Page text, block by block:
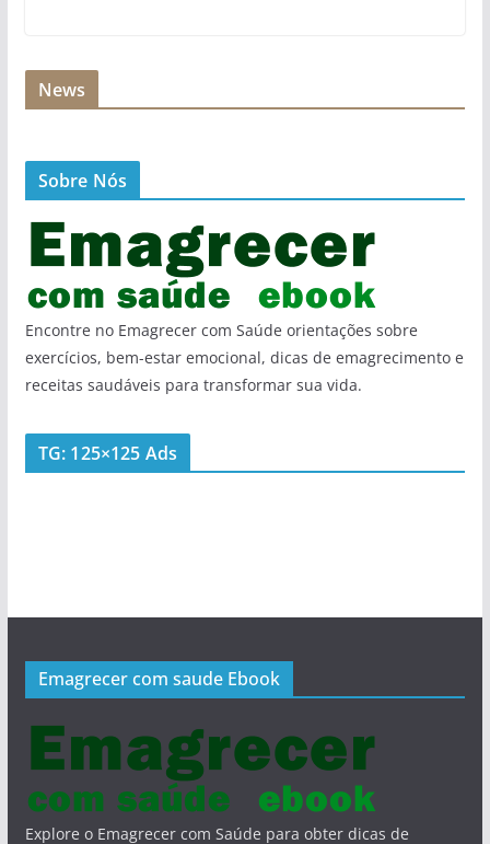
News
Sobre Nós
Encontre no Emagrecer com Saúde orientações sobre
exercícios, bem-estar emocional, dicas de emagrecimento e
receitas saudáveis para transformar sua vida.
TG: 125×125 Ads
Emagrecer com saude Ebook
Explore o Emagrecer com Saúde para obter dicas de